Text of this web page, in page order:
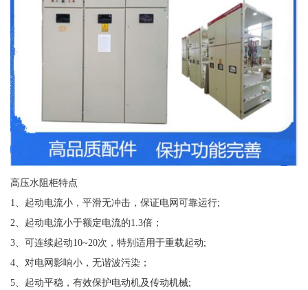
高压水阻柜特点
1、起动电流小，平滑无冲击，保证电网可靠运行;
2、起动电流小于额定电流的1.3倍；
3、可连续起动10~20次，特别适用于重载起动;
4、对电网影响小，无谐波污染；
5、起动平稳，有效保护电动机及传动机械;